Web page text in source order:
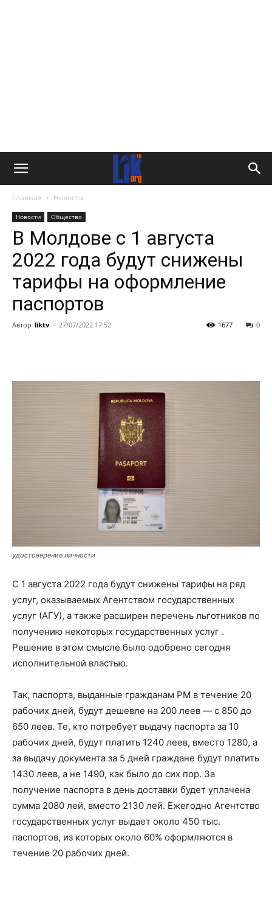
Главная Новости
Новости Общество
В Молдове с 1 августа
2022 года будут снижены
тарифы на оформление
паспортов
Автор liktv - 27/07/2022 17:52 0
1677
удостоверение личности
С 1 августа 2022 года будут снижены тарифы на ряд
услуг, оказываемых Агентством государственных
услуг (АГУ), а также расширен перечень льготников по
получению некоторых государственных услуг .
Решение в этом смысле было одобрено сегодня
исполнительной властью.
Так, паспорта, выданные гражданам РМ в течение 20
рабочих дней, будут дешевле на 200 леев — с 850 до
650 леев. Те, кто потребует выдачу паспорта за 10
рабочих дней, будут платить 1240 леев, вместо 1280, а
за выдачу документа за 5 дней граждане будут платить
1430 леев, а не 1490, как было до сих пор. За
получение паспорта в день доставки будет уплачена
сумма 2080 лей, вместо 2130 лей. Ежегодно Агентство
государственных услуг выдает около 450 тыс.
паспортов, из которых около 60% оформляются в
течение 20 рабочих дней.